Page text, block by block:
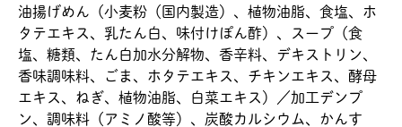
油揚げめん（小麦粉（国内製造）、植物油脂、食塩、ホ
タテエキス、乳たん白、味付けぽん酢）、スープ（食
塩、糖類、たん白加水分解物、香辛料、デキストリン、
香味調味料、ごま、ホタテエキス、チキンエキス、酵母
エキス、ねぎ、植物油脂、白菜エキス）／加工デンプ
ン、調味料（アミノ酸等）、炭酸カルシウム、かんす